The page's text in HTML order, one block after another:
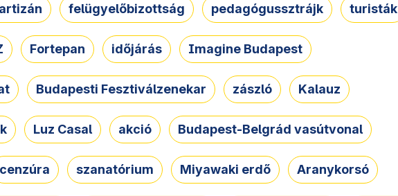
felügyelőbizottság pedagógussztrájk turisták
Fortepan időjárás Imagine Budapest
Budapesti Fesztiválzenekar zászló Kalauz
Luz Casal akció Budapest-Belgrád vasútvonal
cenzúra szanatórium Miyawaki erdő Aranykorsó